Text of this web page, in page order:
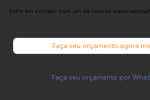
Entre em contato com um de nossos especialistas!
Faça seu orçamento agora
Faça seu orçamento por